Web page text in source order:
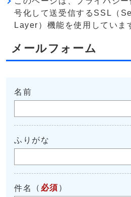
号化して送受信するSSL（
Layer）機能を使用していま
メールフォーム
名前
ふりがな
件名 （ 必須 ）